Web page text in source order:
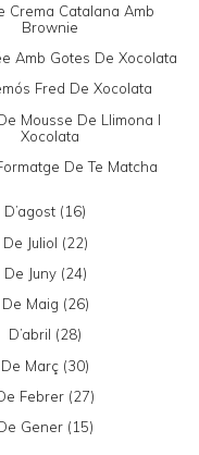
Crema Catalana Amb
Brownie
Amb Gotes De Xocolata
Fred De Xocolata
Mousse De Llimona I
Xocolata
De Te Matcha
D’agost (16)
De Juliol (22)
De Juny (24)
De Maig (26)
D’abril (28)
De Març (30)
Febrer (27)
Gener (15)